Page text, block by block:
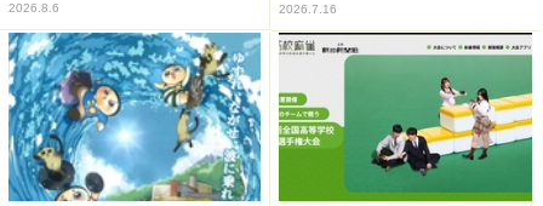
2026.8.6 2026.7.16